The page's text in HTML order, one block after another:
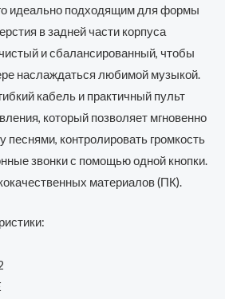
идеально подходящим для формы
в задней части корпуса
и сбалансированный, чтобы
наслаждаться любимой музыкой.
кабель и практичный пульт
который позволяет мгновенно
песнями, контролировать громкость
звонки с помощью одной кнопки.
материалов (ПК).